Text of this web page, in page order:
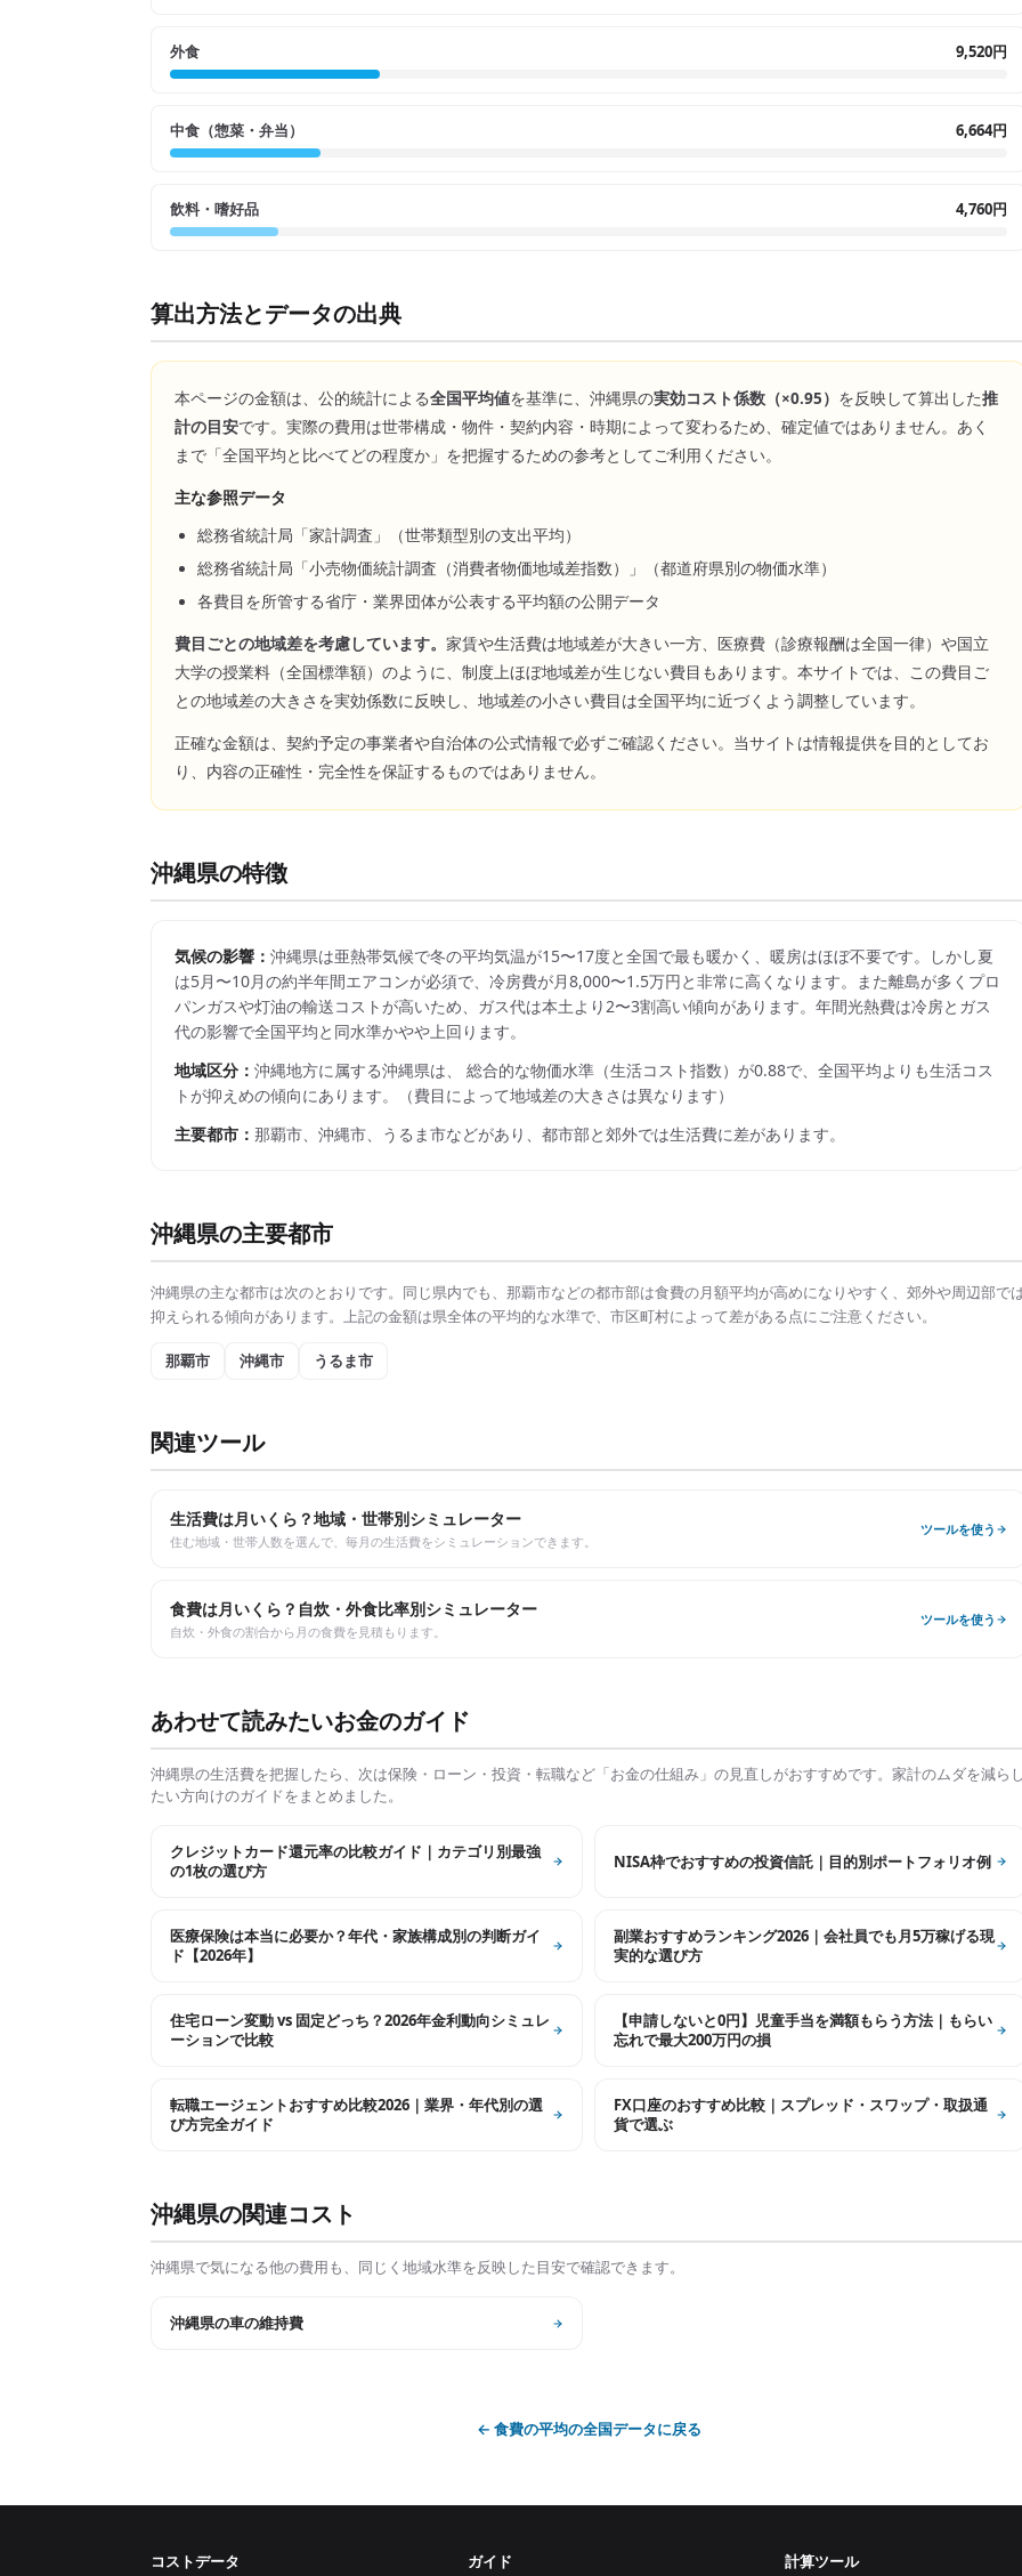
外食 9,520円
中食（惣菜・弁当） 6,664円
飲料・嗜好品 4,760円
算出方法とデータの出典
本ページの金額は、公的統計による全国平均値を基準に、 沖縄県の実効コスト係数（×0.95） を反映して算出した推
計の目安です。実際の費用は世帯構成・物件・契約内容・時期によって変わるため、確定値ではありません。あく
まで「全国平均と比べてどの程度か」を把握するための参考としてご利用ください。
主な参照データ
総務省統計局「家計調査」（世帯類型別の支出平均）
総務省統計局「小売物価統計調査（消費者物価地域差指数）」（都道府県別の物価水準）
各費目を所管する省庁・業界団体が公表する平均額の公開データ
費目ごとの地域差を考慮しています。 家賃や生活費は地域差が大きい一方、医療費（診療報酬は全国一律）や国立
大学の授業料（全国標準額）のように、制度上ほぼ地域差が生じない費目もあります。本サイトでは、この費目ご
との地域差の大きさを実効係数に反映し、地域差の小さい費目は全国平均に近づくよう調整しています。
正確な金額は、契約予定の事業者や自治体の公式情報で必ずご確認ください。当サイトは情報提供を目的としてお
り、内容の正確性・完全性を保証するものではありません。
沖縄県の特徴
気候の影響： 沖縄県は亜熱帯気候で冬の平均気温が15〜17度と全国で最も暖かく、暖房はほぼ不要です。しかし夏
は5月〜10月の約半年間エアコンが必須で、冷房費が月8,000〜1.5万円と非常に高くなります。また離島が多くプロ
パンガスや灯油の輸送コストが高いため、ガス代は本土より2〜3割高い傾向があります。年間光熱費は冷房とガス
代の影響で全国平均と同水準かやや上回ります。
地域区分： 沖縄地方に属する沖縄県は、 総合的な物価水準（生活コスト指数）が0.88で、 全国平均よりも生活コス
トが抑えめの傾向にあります。
（費目によって地域差の大きさは異なります）
主要都市： 那覇市、沖縄市、うるま市などがあり、都市部と郊外では生活費に差があります。
沖縄県の主要都市
沖縄県の主な都市は次のとおりです。同じ県内でも、 那覇市などの都市部は食費の月額平均が高めになりやすく、郊外や周辺部で
抑えられる傾向があります。上記の金額は県全体の平均的な水準で、市区町村によって差がある点にご注意ください。
那覇市 沖縄市 うるま市
関連ツール
生活費は月いくら？地域・世帯別シミュレーター
住む地域・世帯人数を選んで、毎月の生活費をシミュレーションできます。
ツールを使う
食費は月いくら？自炊・外食比率別シミュレーター
自炊・外食の割合から月の食費を見積もります。
ツールを使う
あわせて読みたいお金のガイド
沖縄県の生活費を把握したら、次は保険・ローン・投資・転職など「お金の仕組み」の見直しがおすすめです。家計のムダを減ら
たい方向けのガイドをまとめました。
クレジットカード還元率の比較ガイド｜カテゴリ別最強
の1枚の選び方
NISA枠でおすすめの投資信託｜目的別ポートフォリオ例
医療保険は本当に必要か？年代・家族構成別の判断ガイ
ド【2026年】
副業おすすめランキング2026｜会社員でも月5万稼げる現
実的な選び方
住宅ローン変動 vs 固定どっち？2026年金利動向シミュレ
ーションで比較
【申請しないと0円】児童手当を満額もらう方法｜もらい
忘れで最大200万円の損
転職エージェントおすすめ比較2026｜業界・年代別の選
び方完全ガイド
FX口座のおすすめ比較｜スプレッド・スワップ・取扱通
貨で選ぶ
沖縄県の関連コスト
沖縄県で気になる他の費用も、同じく地域水準を反映した目安で確認できます。
沖縄県の車の維持費
← 食費の平均の全国データに戻る
コストデータ ガイド 計算ツール